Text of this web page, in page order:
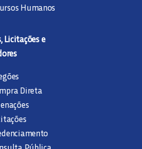
Humanos
Licitações e
Direta